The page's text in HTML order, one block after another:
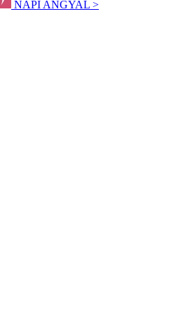
NAPI ANGYAL >